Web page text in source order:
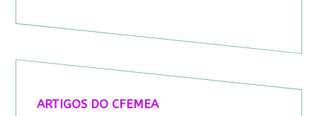
ARTIGOS DO CFEMEA